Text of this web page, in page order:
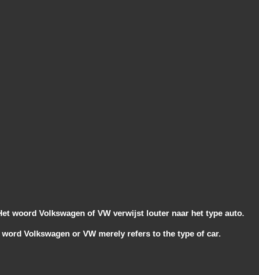
woord Volkswagen of VW verwijst louter naar het type auto.
Volkswagen or VW merely refers to the type of car.